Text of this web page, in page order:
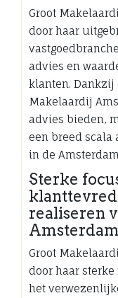
Groot
door haar
advies en
klanten. Dankzij
Makelaardij
advies bieden,
een breed scala
in de
Sterke
realiseren
Groot
door haar
het